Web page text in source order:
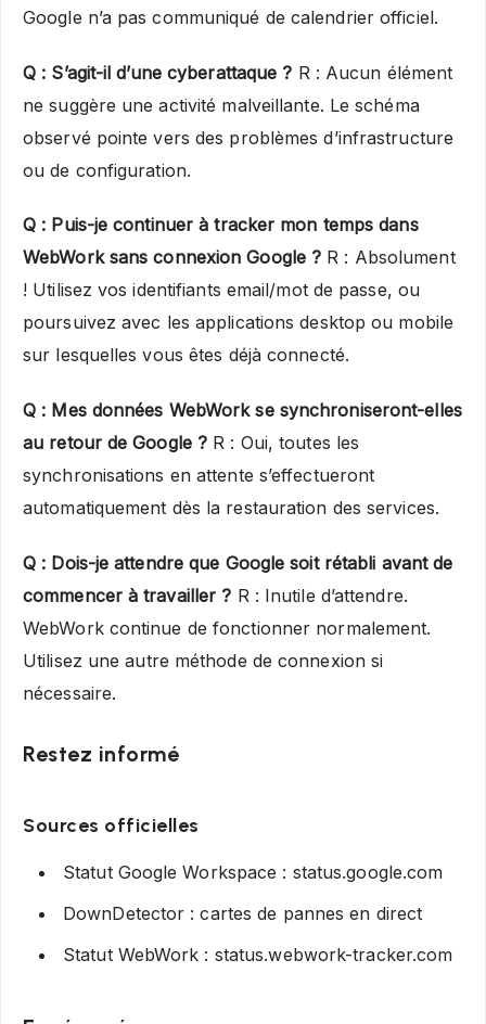
Google n’a pas communiqué de calendrier officiel.
Q : S’agit-il d’une cyberattaque ? R : Aucun élément
ne suggère une activité malveillante. Le schéma
observé pointe vers des problèmes d’infrastructure
ou de configuration.
Q : Puis-je continuer à tracker mon temps dans
WebWork sans connexion Google ? R : Absolument
! Utilisez vos identifiants email/mot de passe, ou
poursuivez avec les applications desktop ou mobile
sur lesquelles vous êtes déjà connecté.
Q : Mes données WebWork se synchroniseront-elles
au retour de Google ? R : Oui, toutes les
synchronisations en attente s’effectueront
automatiquement dès la restauration des services.
Q : Dois-je attendre que Google soit rétabli avant de
commencer à travailler ? R : Inutile d’attendre.
WebWork continue de fonctionner normalement.
Utilisez une autre méthode de connexion si
nécessaire.
Restez informé
Sources officielles
Statut Google Workspace : status.google.com
DownDetector : cartes de pannes en direct
Statut WebWork : status.webwork-tracker.com